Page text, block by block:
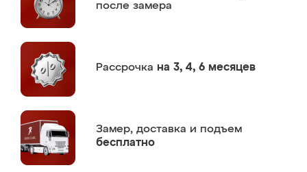
после замера
Рассрочка на 3, 4, 6 месяцев
Замер, доставка и подъем
бесплатно